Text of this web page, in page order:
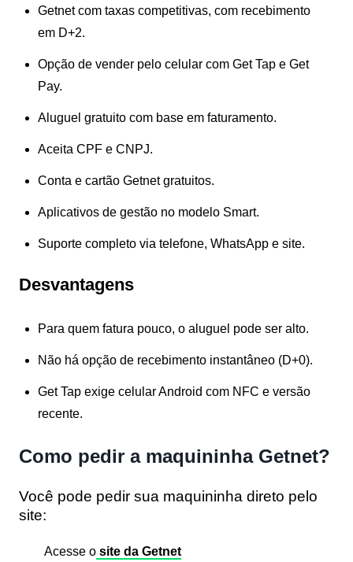
Getnet com taxas competitivas, com recebimento
em D+2.
Opção de vender pelo celular com Get Tap e Get
Pay.
Aluguel gratuito com base em faturamento.
Aceita CPF e CNPJ.
Conta e cartão Getnet gratuitos.
Aplicativos de gestão no modelo Smart.
Suporte completo via telefone, WhatsApp e site.
Desvantagens
Para quem fatura pouco, o aluguel pode ser alto.
Não há opção de recebimento instantâneo (D+0).
Get Tap exige celular Android com NFC e versão
recente.
Como pedir a maquininha Getnet?
Você pode pedir sua maquininha direto pelo
site:
Acesse o site da Getnet